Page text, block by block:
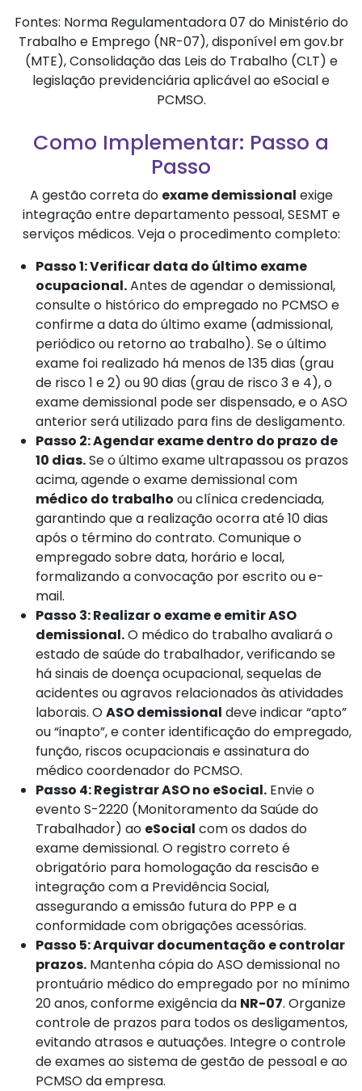
Fontes: Norma Regulamentadora 07 do Ministério do
Trabalho e Emprego (NR-07), disponível em gov.br
(MTE), Consolidação das Leis do Trabalho (CLT) e
legislação previdenciária aplicável ao eSocial e
PCMSO.
Como Implementar: Passo a
Passo
A gestão correta do exame demissional exige
integração entre departamento pessoal, SESMT e
serviços médicos. Veja o procedimento completo:
Passo 1: Verificar data do último exame
ocupacional.Antes de agendar o demissional,
consulte o histórico do empregado no PCMSO e
confirme a data do último exame (admissional,
periódico ou retorno ao trabalho). Se o último
exame foi realizado há menos de 135 dias (grau
de risco 1 e 2) ou 90 dias (grau de risco 3 e 4), o
exame demissional pode ser dispensado, e o ASO
anterior será utilizado para fins de desligamento.
Passo 2: Agendar exame dentro do prazo de
10 dias.Se o último exame ultrapassou os prazos
acima, agende o exame demissional com
médico do trabalho ou clínica credenciada,
garantindo que a realização ocorra até 10 dias
após o término do contrato. Comunique o
empregado sobre data, horário e local,
formalizando a convocação por escrito ou e-
mail.
Passo 3: Realizar o exame e emitir ASO
demissional.O médico do trabalho avaliará o
estado de saúde do trabalhador, verificando se
há sinais de doença ocupacional, sequelas de
acidentes ou agravos relacionados às atividades
laborais. OASO demissional deve indicar “apto”
ou “inapto”, e conter identificação do empregado,
função, riscos ocupacionais e assinatura do
médico coordenador do PCMSO.
Passo 4: Registrar ASO no eSocial. Envie o
evento S-2220 (Monitoramento da Saúde do
Trabalhador) ao eSocial com os dados do
exame demissional. O registro correto é
obrigatório para homologação da rescisão e
integração com a Previdência Social,
assegurando a emissão futura do PPP e a
conformidade com obrigações acessórias.
Passo 5: Arquivar documentação e controlar
prazos. Mantenha cópia do ASO demissional no
prontuário médico do empregado por no mínimo
20 anos, conforme exigência da NR-07. Organize
controle de prazos para todos os desligamentos,
evitando atrasos e autuações. Integre o controle
de exames ao sistema de gestão de pessoal e ao
PCMSO da empresa.